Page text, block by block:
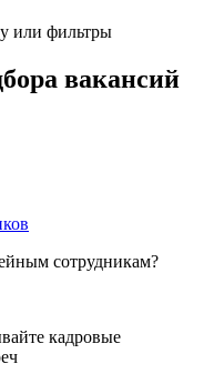
или фильтры
вакансий
сотрудникам?
кадровые